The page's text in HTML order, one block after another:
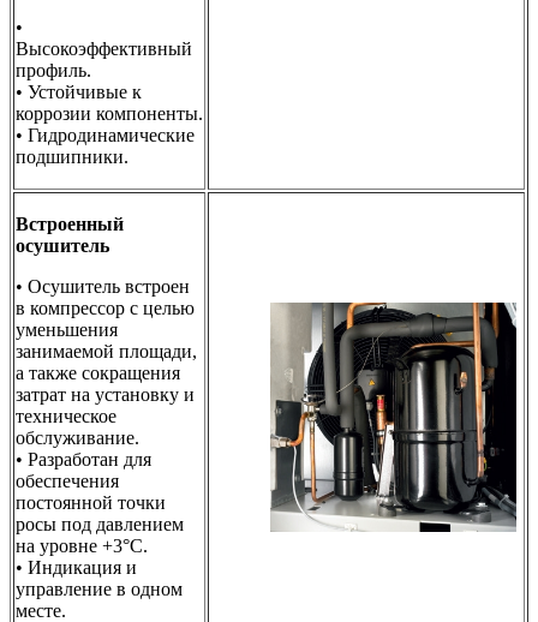
•
Высокоэффективный
профиль.
• Устойчивые к
коррозии компоненты.
• Гидродинамические
подшипники.
Встроенный
осушитель
• Осушитель встроен
в компрессор с целью
уменьшения
занимаемой площади,
а также сокращения
затрат на установку и
техническое
обслуживание.
• Разработан для
обеспечения
постоянной точки
росы под давлением
на уровне +3°C.
• Индикация и
управление в одном
месте.